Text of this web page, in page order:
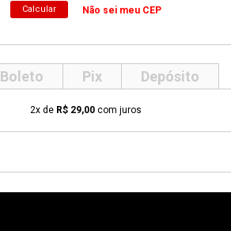
Calcular Não sei meu CEP
Boleto Pix Depósito
2x de R$ 29,00 com juros